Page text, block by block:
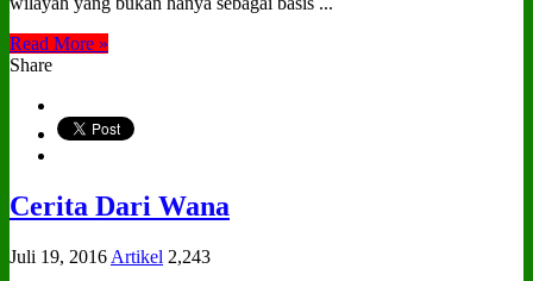
Read More »
Share
Cerita Dari Wana
Juli 19, 2016 Artikel 2,243